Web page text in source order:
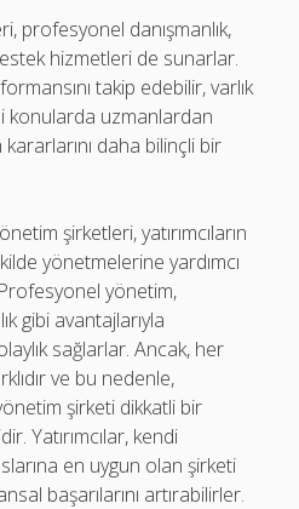
profesyonel danışmanlık,
hizmetleri de sunarlar.
takip edebilir, varlık
konularda uzmanlardan
kararlarını daha bilinçli bir
şirketleri, yatırımcıların
yönetmelerine yardımcı
yönetim,
gibi avantajlarıyla
sağlarlar. Ancak, her
ve bu nedenle,
şirketi dikkatli bir
Yatırımcılar, kendi
en uygun olan şirketi
başarılarını artırabilirler.